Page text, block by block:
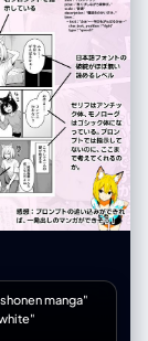
into the art.
").
a modern
glaring
Alex.
FX: